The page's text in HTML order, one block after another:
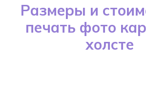
Размеры и
печать фото
холсте